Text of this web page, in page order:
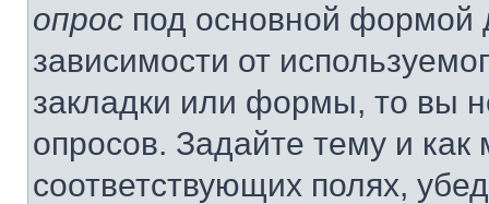
опрос под основной формой
зависимости от
закладки или формы, то вы
опросов. Задайте тему и
соответствующих полях,